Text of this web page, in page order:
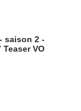
saison 2 -
VO